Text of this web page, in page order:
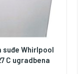
suđe Whirlpool
C ugradbena